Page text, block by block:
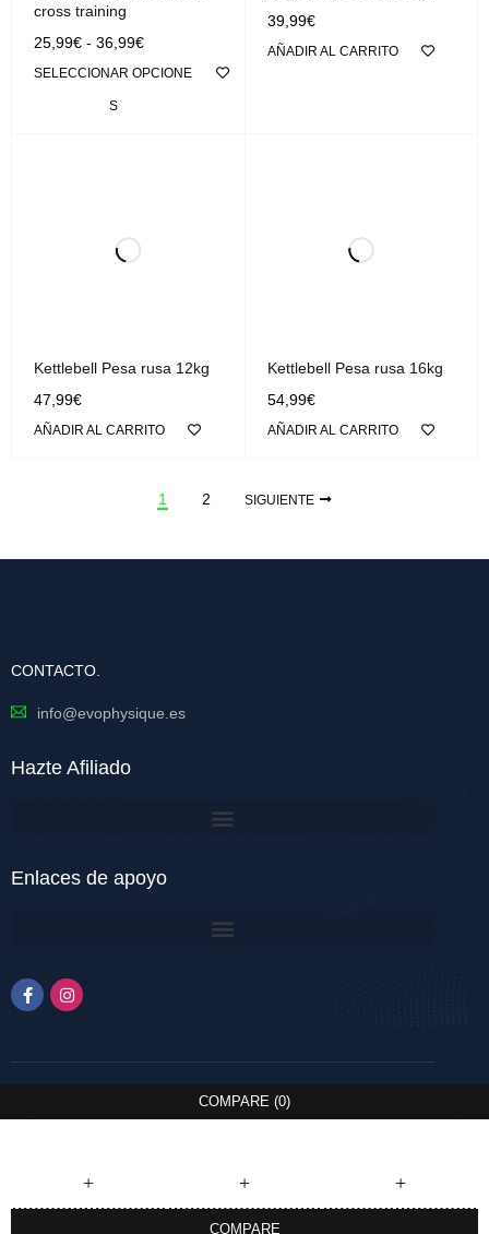
cross training
25,99€ - 36,99€
SELECCIONAR OPCIONE
S
39,99€
AÑADIR AL CARRITO
Kettlebell Pesa rusa 12kg
47,99€
AÑADIR AL CARRITO
Kettlebell Pesa rusa 16kg
54,99€
AÑADIR AL CARRITO
1 2 SIGUIENTE
CONTACTO.
info@evophysique.es
Hazte Afiliado
Enlaces de apoyo
COMPARE (0)
COMPARE